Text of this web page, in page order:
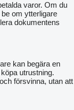
varor. Om du
om ytterligare
dokumentens
kan begära en
utrustning.
försvinna, utan att